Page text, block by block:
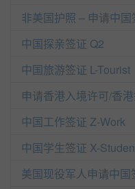
非美国护照 – 申请中国
中国探亲签证 Q2
中国旅游签证 L-Tourist
申请香港入境许可/香
中国工作签证 Z-Work
中国学生签证 X-
美国现役军人申请中国